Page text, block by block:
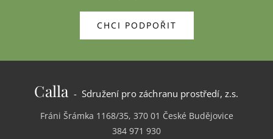
CHCI PODPOŘIT
Calla- Sdružení pro záchranu prostředí, z.s.
Fráni Šrámka 1168/35, 370 01 České Budějovice
384 971 930